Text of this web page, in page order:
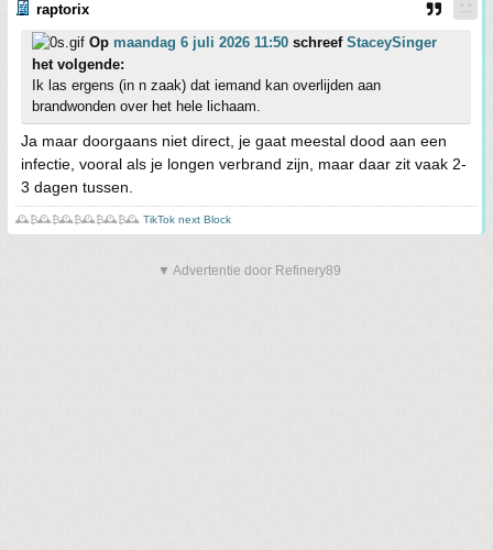
raptorix
Op maandag 6 juli 2026 11:50 schreef StaceySinger
het volgende:
Ik las ergens (in n zaak) dat iemand kan overlijden aan
brandwonden over het hele lichaam.
Ja maar doorgaans niet direct, je gaat meestal dood aan een
infectie, vooral als je longen verbrand zijn, maar daar zit vaak 2-
3 dagen tussen.
🕰️₿🕰️₿🕰️₿🕰️₿🕰️₿🕰️ TikTok next Block
▼ Advertentie door Refinery89